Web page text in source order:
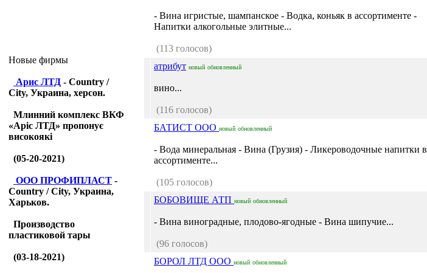
Новые фирмы
Арис ЛТД - Country /
City, Украина, херсон.
Млинний комплекс ВКФ
«Аріс ЛТД» пропонує
високоякі
(05-20-2021)
ООО ПРОФИПЛАСТ -
Country / City, Украина,
Харьков.
Производство
пластиковой тары
(03-18-2021)
- Вина игристые, шампанское - Водка, коньяк в ассортименте -
Напитки алкогольные элитные...
(113 голосов)
атрибут новый обновленный
вино...
(116 голосов)
БАТИСТ ООО новый обновленный
- Вода минеральная - Вина (Грузия) - Ликероводочные напитки в
ассортименте...
(105 голосов)
БОБОВИЩЕ АТП новый обновленный
- Вина виноградные, плодово-ягодные - Вина шипучие...
(96 голосов)
БОРОЛ ЛТД ООО новый обновленный